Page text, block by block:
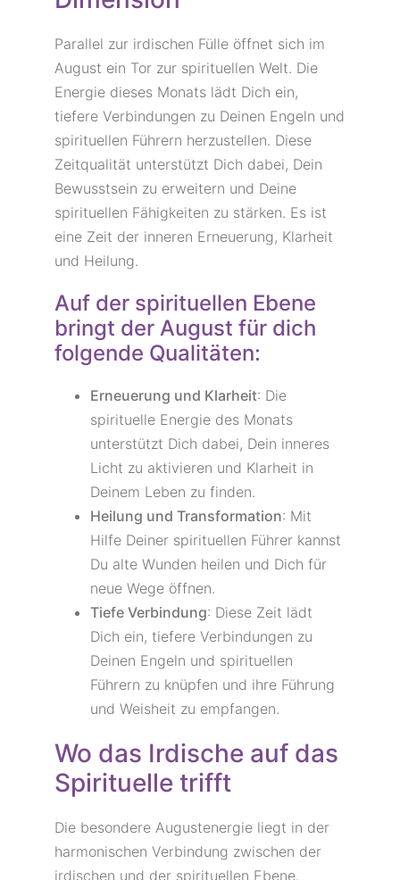
Parallel zur irdischen Fülle öffnet sich im
August ein Tor zur spirituellen Welt. Die
Energie dieses Monats lädt Dich ein,
tiefere Verbindungen zu Deinen Engeln und
spirituellen Führern herzustellen. Diese
Zeitqualität unterstützt Dich dabei, Dein
Bewusstsein zu erweitern und Deine
spirituellen Fähigkeiten zu stärken. Es ist
eine Zeit der inneren Erneuerung, Klarheit
und Heilung.
Auf der spirituellen Ebene
bringt der August für dich
folgende Qualitäten:
Erneuerung und Klarheit: Die
spirituelle Energie des Monats
unterstützt Dich dabei, Dein inneres
Licht zu aktivieren und Klarheit in
Deinem Leben zu finden.
Heilung und Transformation: Mit
Hilfe Deiner spirituellen Führer kannst
Du alte Wunden heilen und Dich für
neue Wege öffnen.
Tiefe Verbindung: Diese Zeit lädt
Dich ein, tiefere Verbindungen zu
Deinen Engeln und spirituellen
Führern zu knüpfen und ihre Führung
und Weisheit zu empfangen.
Wo das Irdische auf das
Spirituelle trifft
Die besondere Augustenergie liegt in der
harmonischen Verbindung zwischen der
irdischen und der spirituellen Ebene.